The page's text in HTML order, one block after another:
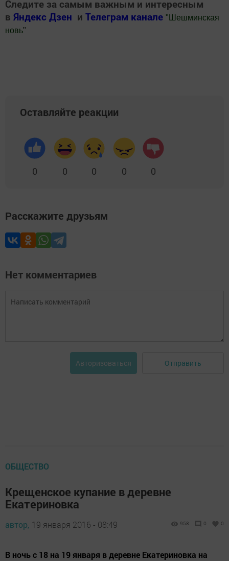
Следите за самым важным и интересным
в Яндекс Дзен и Телеграм канале " Шешминская
новь"
Оставляйте реакции
0 0 0 0 0
Расскажите друзьям
Нет комментариев
Авторизоваться Отправить
ОБЩЕСТВО
Крещенское купание в деревне
Екатериновка
автор, 19 января 2016 - 08:49 958 0 0
В ночь с 18 на 19 января в деревне Екатериновка на